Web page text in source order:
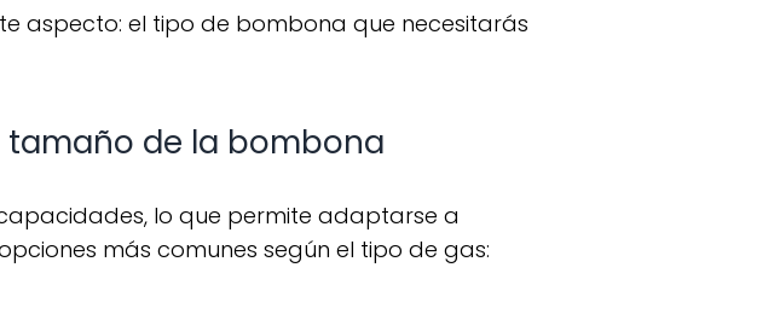
de la bombona
más comunes según el tipo de gas: